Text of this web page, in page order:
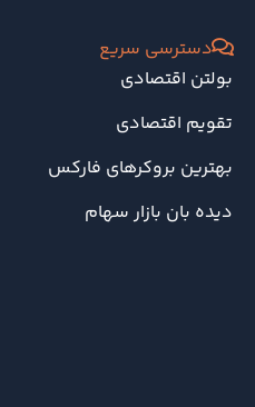
دسترسی سریع
بولتن اقتصادی
تقویم اقتصادی
بهترین بروکرهای فارکس
دیده بان بازار سهام